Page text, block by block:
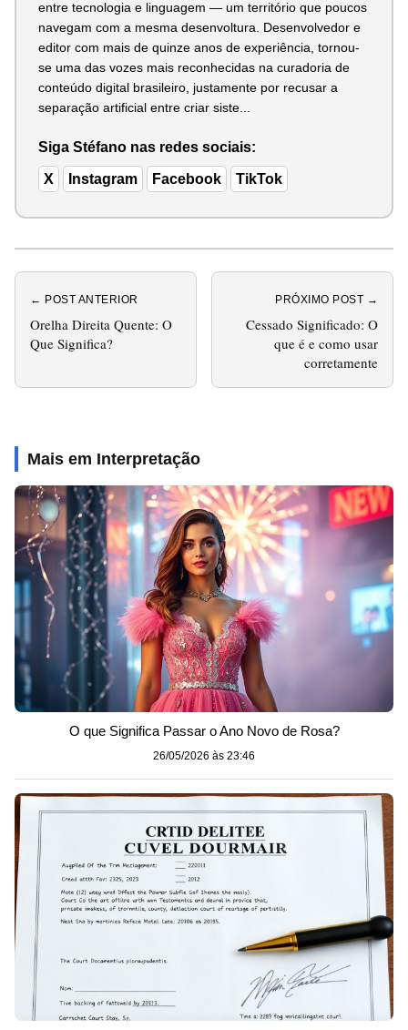
entre tecnologia e linguagem — um território que poucos
navegam com a mesma desenvoltura. Desenvolvedor e
editor com mais de quinze anos de experiência, tornou-
se uma das vozes mais reconhecidas na curadoria de
conteúdo digital brasileiro, justamente por recusar a
separação artificial entre criar siste...
Siga Stéfano nas redes sociais:
X Instagram Facebook TikTok
← POST ANTERIOR
Orelha Direita Quente: O
Que Significa?
PRÓXIMO POST →
Cessado Significado: O
que é e como usar
corretamente
Mais em Interpretação
O que Significa Passar o Ano Novo de Rosa?
26/05/2026 às 23:46